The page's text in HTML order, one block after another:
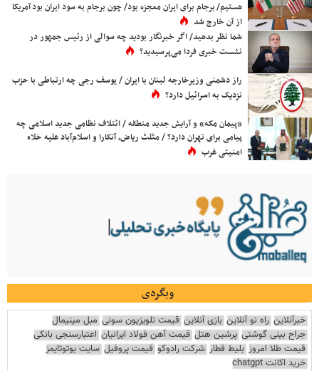
هستیم/ برجام برای ایران معجزه بود/ چون برجام به سود ایران بود آمریکا
از آن خارج شد
شما نظر بدهید/ اگر خبرنگار بودید چه سوالی از رئیس جمهور در
نشست خبری فردا می‌پرسیدید؟
راز دشمنی وزیرخارجه لبنان با ایران / یوسف رجی چه ارتباطی با حزب
نزدیک به اسرائیل دارد؟
«پیمان مکه» و آرایش جدید منطقه / ائتلاف نظامی جدید اسلامی چه
پیامی برای تهران دارد؟ / مثلث ریاض، آنکارا و اسلام‌آباد علیه خلاء
امنیتی غرب
وبگردی
خبرآنلاین راه نو آنلاین بازی آنلاین قیمت تلویزیون سونی مبل مینیمال
جراح بینی گوشتی پرشین هتل قیمت آهن فولاد ایرانیان اعتبارسنجی بانکی
قیمت طلا امروز بلیط قطار شرکت رادوکو قیمت پروفیل سایت یوتوتایمز
خرید اکانت chatgpt